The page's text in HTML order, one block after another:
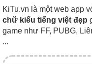
KiTu.vn là một web app
chữ kiểu tiếng việt đẹp
game như FF, PUBG,
...